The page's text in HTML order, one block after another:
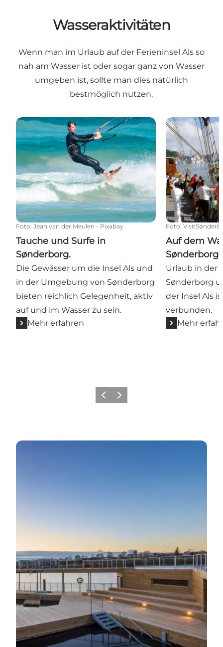
Wasseraktivitäten
Wenn man im Urlaub auf der Ferieninsel Als so
nah am Wasser ist oder sogar ganz von Wasser
umgeben ist, sollte man dies natürlich
bestmöglich nutzen.
Tauche und Surfe in Sønderborg.
Foto: Jean van der Meulen - Pixabay
Tauche und Surfe in
Sønderborg.
Die Gewässer um die Insel Als und
in der Umgebung von Sønderborg
bieten reichlich Gelegenheit, aktiv
auf und im Wasser zu sein.
Mehr erfahren
Auf dem
Foto:
Auf dem
Sønderborg.
Urlaub in der
Sønderborg
der Insel Als
verbunden.
Mehr
ZurückWeiter
Sønderborg Hafenbad